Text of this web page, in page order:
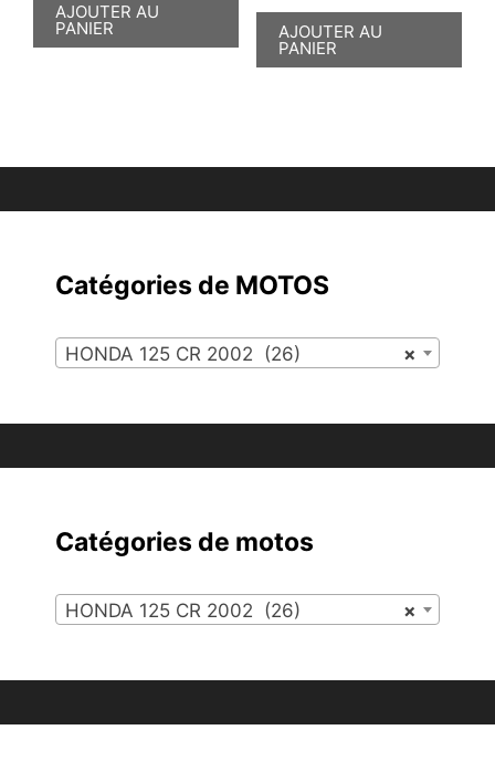
AJOUTER AU
PANIER AJOUTER AU
PANIER
Catégories de MOTOS
×
HONDA 125 CR 2002 (26)
Catégories de motos
×
HONDA 125 CR 2002 (26)